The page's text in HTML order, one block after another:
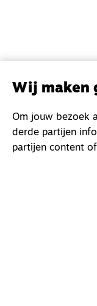
Wij maken
Om jouw bezoek
derde partijen
partijen content